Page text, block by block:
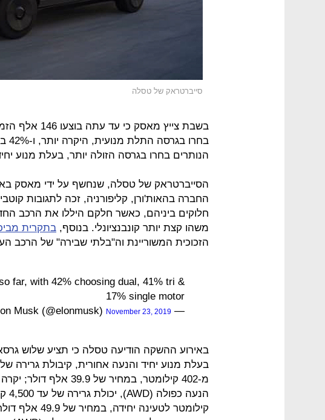
סייברטראק של טסלה
הנותרים בחרו בגרסה הזולה יותר, בעלת מנוע
הסייברטראק של טסלה, שנחשף על ידי מאסק
החברה בהאות'ורן, קליפורניה, זכה לתגובות
חלוקים ביניהם, כאשר חלקם היללו את הרכב
משהו קצת יותר קונבנציונלי. בנוסף, בתקרית
הזכוכית המשוריינת וה"בלתי שבירה" של הרכב
far, with 42% choosing dual, 41% tri &
17% single motor
— Elon Musk (@elonmusk)
November 23, 2019
באירוע ההשקה הודיעה טסלה כי תציע שלוש
מ-402 קילומטר, במחיר
קילומטר לטעינה